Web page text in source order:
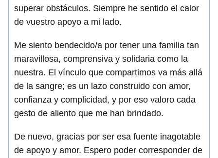
superar obstáculos. Siempre he sentido el calor
de vuestro apoyo a mi lado.
Me siento bendecido/a por tener una familia tan
maravillosa, comprensiva y solidaria como la
nuestra. El vínculo que compartimos va más allá
de la sangre; es un lazo construido con amor,
confianza y complicidad, y por eso valoro cada
gesto de aliento que me han brindado.
De nuevo, gracias por ser esa fuente inagotable
de apoyo y amor. Espero poder corresponder de